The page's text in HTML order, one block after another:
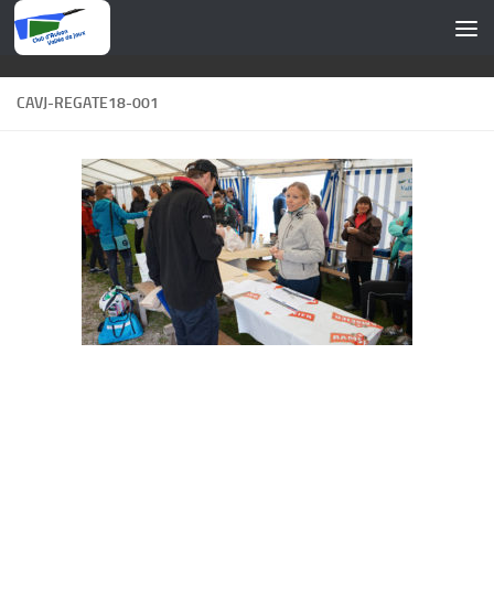
Skip to content
CAVJ-REGATE18-001